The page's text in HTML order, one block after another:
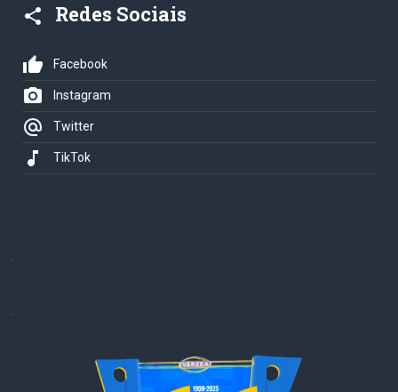
share Redes Sociais
thumb_up Facebook
photo_camera Instagram
alternate_email Twitter
music_note TikTok
.
.